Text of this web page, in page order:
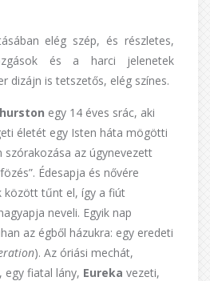
elég szép, és részletes,
és a harci jelenetek
dizájn is tetszetős, elég színes.
egy 14 éves srác, aki
életét egy Isten háta mögötti
szórakozása az úgynevezett
Édesapja és nővére
között tűnt el, így a fiút
neveli. Egyik nap
az égből házukra: egy eredeti
). Az óriási mechát,
, egy fiatal lány, Eureka vezeti,